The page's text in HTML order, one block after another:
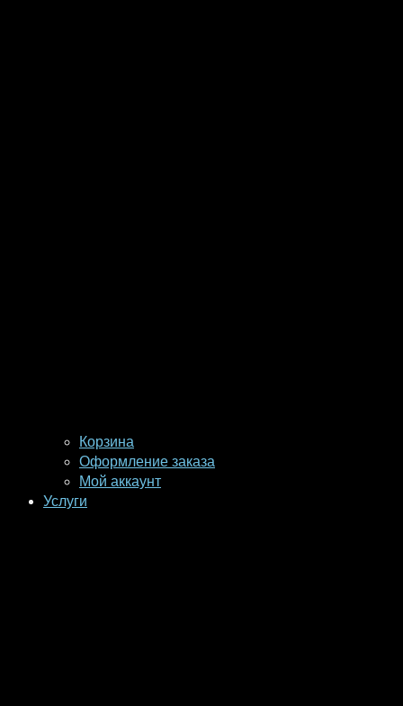
Корзина
Оформление заказа
Мой аккаунт
Услуги